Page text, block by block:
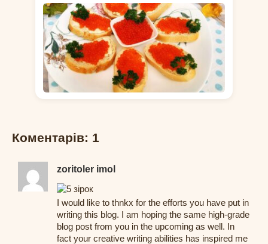
Коментарів: 1
zoritoler imol
I would like to thnkx for the efforts you have put in
writing this blog. I am hoping the same high-grade
blog post from you in the upcoming as well. In
fact your creative writing abilities has inspired me